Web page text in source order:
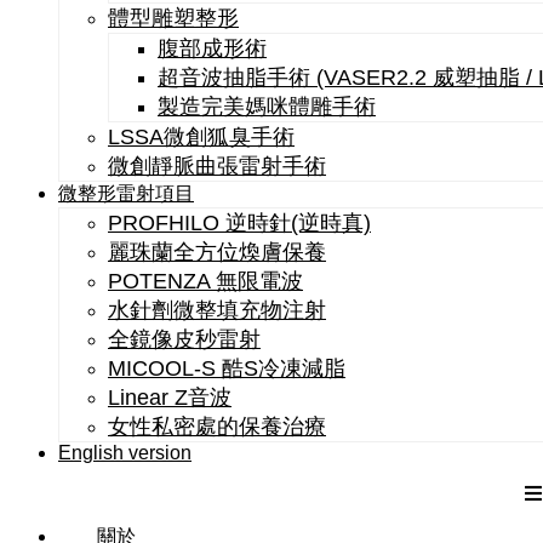
體型雕塑整形
腹部成形術
超音波抽脂手術 (VASER2.2 威塑抽脂 /
製造完美媽咪體雕手術
LSSA微創狐臭手術
微創靜脈曲張雷射手術
微整形雷射項目
PROFHILO 逆時針(逆時真)
麗珠蘭全方位煥膚保養
POTENZA 無限電波
水針劑微整填充物注射
全鏡像皮秒雷射
MICOOL-S 酷S冷凍減脂
Linear Z音波
女性私密處的保養治療
English version
關於